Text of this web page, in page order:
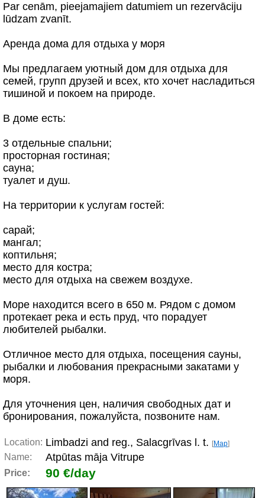
Par cenām, pieejamajiem datumiem un rezervāciju
lūdzam zvanīt.
Аренда дома для отдыха у моря
Мы предлагаем уютный дом для отдыха для
семей, групп друзей и всех, кто хочет насладиться
тишиной и покоем на природе.
В доме есть:
3 отдельные спальни;
просторная гостиная;
сауна;
туалет и душ.
На территории к услугам гостей:
сарай;
мангал;
коптильня;
место для костра;
место для отдыха на свежем воздухе.
Море находится всего в 650 м. Рядом с домом
протекает река и есть пруд, что порадует
любителей рыбалки.
Отличное место для отдыха, посещения сауны,
рыбалки и любования прекрасными закатами у
моря.
Для уточнения цен, наличия свободных дат и
бронирования, пожалуйста, позвоните нам.
Location: Limbadzi and reg., Salacgrīvas l. t. [Map]
Name: Atpūtas māja Vitrupe
Price: 90 €/day